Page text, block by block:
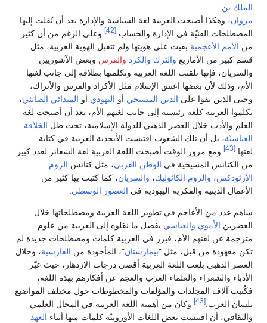
الملك بن
مروان، وهكذا أصبحت العربية لغة السياسة والإدارة بعد أن نُقلت إليها
المصطلحات الفنيّة في الإدارة والحساب.[42]
وعلى الرغم من أن كثير
من الأمم الأعجمية بقيت على هويتها ولم تتقبل الهوية العربية، مثل
قسم كبير من الأمازيغ والترك والكرد والفرس وبعض الآشوريين
والسريان، فإنها تلقنت اللغة العربية وتكلمتها بطلاقة إلى جانب لغتها
الأم، وذلك لأن بعضها اعتنق الإسلام مثل الأكراد والفرس والأتراك،
وحتى الذين بقوا على الدين المسيحي أو اليهودي أو المندائي الصابئي،
تكلموا العربية كلغة رئيسية إلى جانب لغتهم الأم، بعد أن أصبحت لغة
العلم والأدب خلال العصر الذهبي للدولة الإسلامية، تحت ظل الخلافة
العباسيّة، بل أن تلك الشعوب اقتبست الأبجدية العربية في كتابة
لغتها.[43]
ومع مرور الوقت أصبحت اللغة العربية لغة الشعائر لعدد كبير
من الكنائس المسيحية في الوطن العربي، مثل كنائس الروم
الأرثوذكس، والروم الكاثوليك، والسريان، كما كتبت بها كثير من
الأعمال الدينية والفكرية اليهودية في العصور الوسطى.
ساهم عدد من الأعاجم في تطوير اللغة العربية ومصطلحاتها خلال
العصرين الأموي والعباسي بفضل ما نقلوه إلى العربية من علوم
مترجمة عن لغتهم الأم، فبرز في العربية كلمات ومصطلحات جديدة لم
تكن معهودة من قبل، مثل "بيمارستان"، المأخوذة من الفارسية، وخلال
العصر الذهبي بلغت اللغة العربية أقصى درجات الازدهار، حيث عبّر
الأدباء والشعراء والعلماء العرب والعجم عن أفكارهم بهذه اللغة،
فكُتبت آلاف المجلدات والمؤلفات والمخطوطات حول مختلف المواضيع
بلسان العرب.[43]
وكان من أهمية اللغة العربية في المجال العلمي
والثقافي، أن اقتبست بعض اللغات الأوروبيّة كلمات منها أثناء العهد